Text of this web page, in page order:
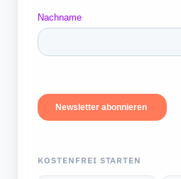
KOSTENFREI STARTEN